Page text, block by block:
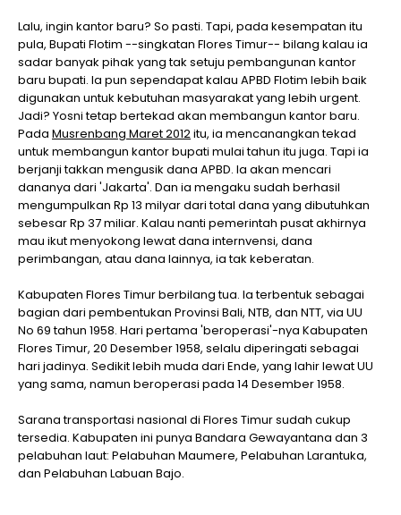
Lalu, ingin kantor baru? So pasti. Tapi, pada kesempatan itu
pula, Bupati Flotim --singkatan Flores Timur-- bilang kalau ia
sadar banyak pihak yang tak setuju pembangunan kantor
baru bupati. Ia pun sependapat kalau APBD Flotim lebih baik
digunakan untuk kebutuhan masyarakat yang lebih urgent.
Jadi? Yosni tetap bertekad akan membangun kantor baru.
Pada Musrenbang Maret 2012itu, ia mencanangkan tekad
untuk membangun kantor bupati mulai tahun itu juga. Tapi ia
berjanji takkan mengusik dana APBD. Ia akan mencari
dananya dari 'Jakarta'. Dan ia mengaku sudah berhasil
mengumpulkan Rp 13 milyar dari total dana yang dibutuhkan
sebesar Rp 37 miliar. Kalau nanti pemerintah pusat akhirnya
mau ikut menyokong lewat dana internvensi, dana
perimbangan, atau dana lainnya, ia tak keberatan.
Kabupaten Flores Timur berbilang tua. Ia terbentuk sebagai
bagian dari pembentukan Provinsi Bali, NTB, dan NTT, via UU
No 69 tahun 1958. Hari pertama 'beroperasi'-nya Kabupaten
Flores Timur, 20 Desember 1958, selalu diperingati sebagai
hari jadinya. Sedikit lebih muda dari Ende, yang lahir lewat UU
yang sama, namun beroperasi pada 14 Desember 1958.
Sarana transportasi nasional di Flores Timur sudah cukup
tersedia. Kabupaten ini punya Bandara Gewayantana dan 3
pelabuhan laut: Pelabuhan Maumere, Pelabuhan Larantuka,
dan Pelabuhan Labuan Bajo.